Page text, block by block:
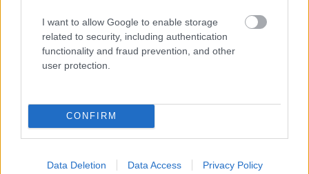
I want to allow Google to enable storage
related to security, including authentication
functionality and fraud prevention, and other
user protection.
CONFIRM
Data Deletion Data Access Privacy Policy
aldersbestemte klasser
11.00-12:00: Grats brunsj
12:00-21:00: Barneaktiviteter i Rutenparken
14:00: Show med Superbussen og Fantorangen
16:00: Show med Superbussen og Fantorangen
15:45-17:40: Skiskyting, kvartfinale fellesstart
kvinner og menn